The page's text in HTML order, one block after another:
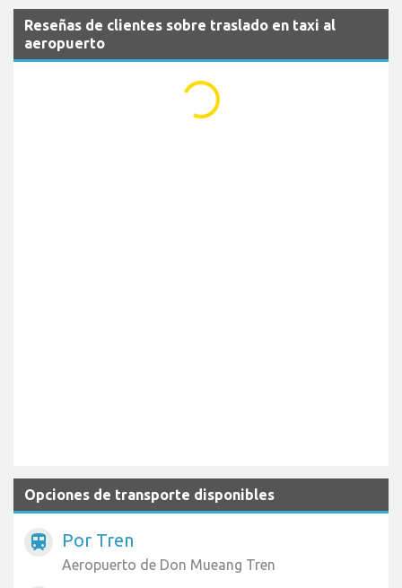
Reseñas de clientes sobre traslado en taxi al
aeropuerto
...
Opciones de transporte disponibles
train Por Tren
Aeropuerto de Don Mueang Tren